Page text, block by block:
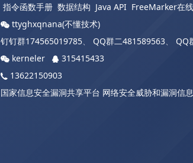
指令函数手册 数据结构 Java API FreeMarker在
ttyghxqnana(不懂技术)
钉钉群174565019785 QQ群二481589563 QQ
kerneler
315415433
13622150903
国家信息安全漏洞共享平台 网络安全威胁和漏洞信